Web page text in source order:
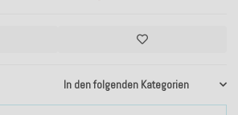
In den folgenden Kategorien